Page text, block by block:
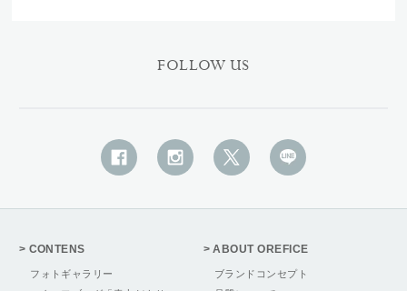
CONTENS
フォトギャラリー
ABOUT OREFICE
ブランドコンセプト
FOLLOW US